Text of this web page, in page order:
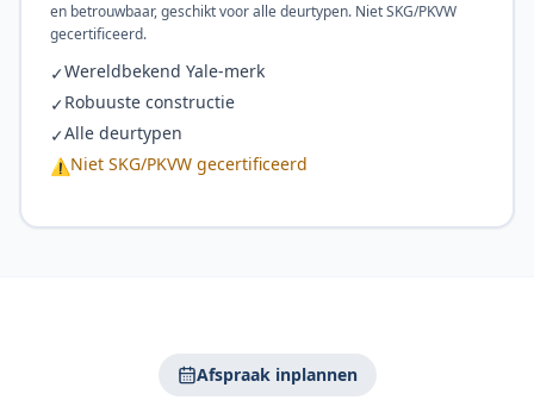
en betrouwbaar, geschikt voor alle deurtypen. Niet SKG/PKVW
gecertificeerd.
✓Wereldbekend Yale-merk
✓Robuuste constructie
✓Alle deurtypen
⚠Niet SKG/PKVW gecertificeerd
Afspraak inplannen